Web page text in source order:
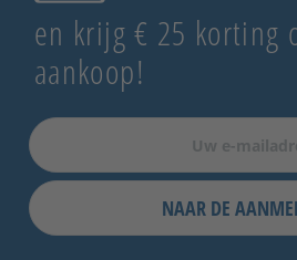
en krijg € 25 korting
aankoop!
NAAR DE